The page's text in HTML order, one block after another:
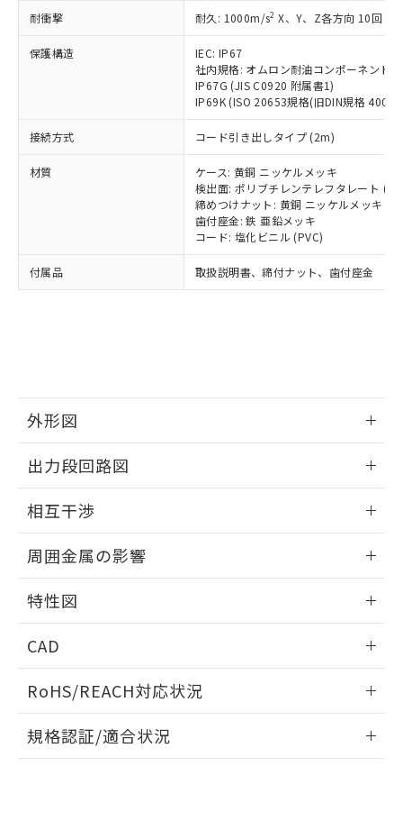
耐衝撃 耐久: 1000m/s2 X、Y、Z各方向 10回
保護構造
IEC: IP67
社内規格: オムロン耐油コンポーネント
IP67G (JIS C0920 附属書1)
IP69K (ISO 20653規格(旧DIN規格
接続方式 コード引き出しタイプ (2m)
材質
ケース: 黄銅 ニッケルメッキ
検出面: ポリブチレンテレフタレート
締めつけナット: 黄銅 ニッケルメッキ
歯付座金: 鉄 亜鉛メッキ
コード: 塩化ビニル (PVC)
付属品 取扱説明書、締付ナット、歯付座金
外形図
外形図
出力段回路図
出力段回路図
相互干渉
相互干渉
A: 70mm以上、B: 45mm以上
周囲金属の影響
周囲金属の影響
特性図
検出物体の大きさと材質による影響
CAD
ドすることができます。
ログイン/会員登録
RoHS/REACH対応状況
EU RoHS 注意事項・凡例
規格認証/適合状況
覧された時点での実際の在庫および標
準価格とは異なる場合があることをご
了承ください。
正式な納期状況および標準価格はお客
様のお取引先、またはお客様担当のオ
ムロン制御機器販売店・当社販売員に
ご相談ください。
オムロン制御機器販売店や当社販売拠
販売ネットワーク
」をご確認
在庫状況および標準価格結果を当社の
事前の承諾なく第三者に漏洩または開
示しないようお願いします。
マイパーツ機能（部品リスト作成サー
ビス）をご利用いただくには、I-Web
品・サービスに関するお客様との取
※当社の共同利用者とは、
の共同利用に関して"
用者の範囲」に記載されている法人を
鉛(Pb) 1000ppm以下、 水銀(Hg) 1000ppm以下、 カド
ミウム(Cd) 100ppm以下、
六価クロム(Cr(Ⅵ)) 1000ppm以下、ポリ臭化ビフェニル
類(PBB) 1000ppm以下、ポリ臭化ジフェニルエーテル類
(PBDE) 1000ppm以下、フタル酸ビス(2-エチルヘキシ
ル) (DEHP)(別名：DOP) 1000ppm以下、フタル酸ブチ
ルベンジル（BBP） 1000ppm以下、フタル酸ジブチル
（DBP） 1000ppm以下、フタル酸ジイソブチル
適用除外項目は除く。
フタル酸エステル類の４物質については閾値を超える意
図的な使用がないことを確認しています。
部品在庫の切り替え状況などにより、予定
月が前後することがあります。
とができます。
EU RoHS指令（10物質）の非含有証明書
51物質の非含有証明書（当社基準）
※本証明書は発行日時点で非含有を証明す
るもので、過去に遡って非含有を証明する
ものではありません。
物質の対応では、対応完了までの期間は出
荷製品に未対応品が混在することから備考
欄に対応日を記載しておりました。
既に当社にて対応品への在庫切替を完了
*中国RoHS10物質の基準値 (GB/T26572)：
Pb(鉛) :1000ppm、 Hg(水銀) : 1000ppm、 Cd(カドミウ
Cr(Ⅵ)(六価クロム) : 1000ppm、 PBBs(ポリ臭化ビフェ
ニル類) : 1000ppm、 PBDEs(ポリ臭化ジフェニルエーテ
DBP(フタル酸ジブチル) : 1000ppm、 DIBP(フタル酸ジ
イソブチル) : 1000ppm、 BBP(フタル酸ブチルベンジ
DEHP(フタル酸ビス(2-エチルヘキシル)) : 1000ppm
※2 環境保護使用期限
「ｅ」：有害物質（10物質）のすべてが基
準値以下であることを示します。
「10」：通常の使用状況下において有害物
質が外部に漏えいし、環境に深刻な影響を
及ぼさない年数を意味します。
国政府の輸出許可(または役務取引許
可)を取得するなどの必要な手続きを
当社は規制貨物を破棄する場合は、完
全に破砕するなど、違法に輸出されな
いよう必要な手段を講じます。
当社は貴社製品を、核兵器、ミサイ
ル、化学兵器、生物兵器またはその他
武器並びにこれらの製造装置等に一切
使用いたしません。
当社は、貴社製品を第三者に販売する
場合は、上記1、2および3の内容を当
該第三者に通知します。また当社は、
販売先および販売に係わる関係者が違
法に輸出するおそれがある場合は、取
一定数以上の在庫あり
一定数には満たないが在庫あり
在庫なし(最新の在庫状況につ
いては、お客様のお取引先、ま
たはお客様担当のオムロン制御
機器販売店・当社販売員にご確
認ください)
白
受注生産機種、また在庫状況の
情報を公開していない機種